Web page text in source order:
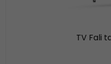
TV Fali